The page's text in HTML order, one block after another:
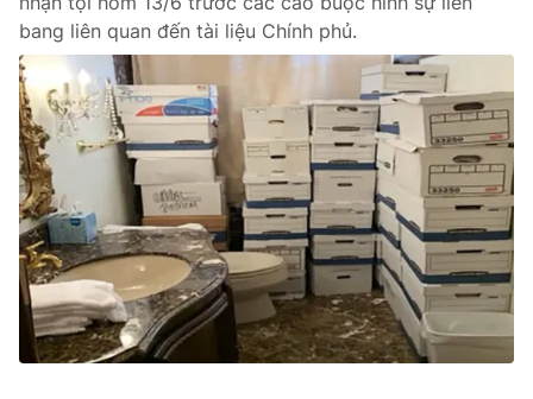
Nhân vật
Khán giả
Giải sao mai
Âm nhạc
Sao
Đời sống
Du lịch
Làm đẹp
Chất lượng cuộc sống
Giáo dục
Tuyển sinh
Học trực tuyến
Công nghệ
Hitech Công nghệ tương lai
Sản phẩm
Thị trường
Tư vấn
Giao lưu trực tuyến
Lịch phát sóng
Chuyên mục khác
bang liên quan đến tài liệu Chính phủ.